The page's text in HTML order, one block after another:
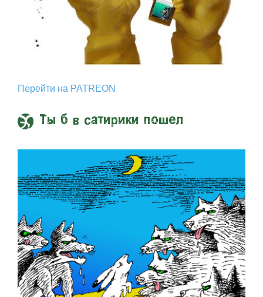
Перейти на PATREON
Ты б в сатирики пошел